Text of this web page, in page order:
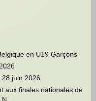
en U19 Garçons
juin 2026
aux finales nationales de